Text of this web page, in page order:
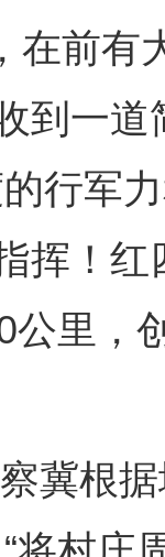
前有
到一
行军
挥！红
公里，
根据